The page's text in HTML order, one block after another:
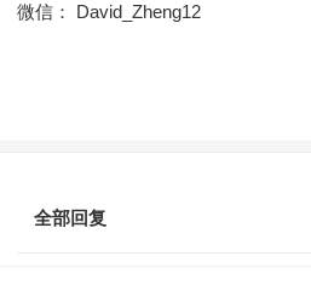
微信： David_Zheng12
全部回复